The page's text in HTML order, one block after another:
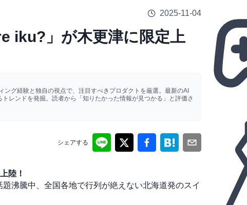
2025-11-04
iku?」が木更津に限定上
グ経験と独自の視点で、注目すべきプロダクトを厳選。最新のAI
レンドを発掘。読者から「知りたかった情報が見つかる」と評価さ
シェアする
陸！
沸騰中、全国各地で行列が絶えない北海道発のスイ